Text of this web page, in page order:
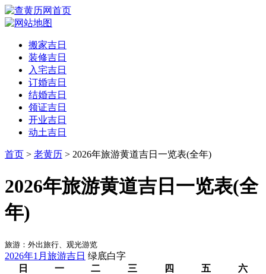
搬家吉日
装修吉日
入宅吉日
订婚吉日
结婚吉日
领证吉日
开业吉日
动土吉日
首页 > 老黄历 > 2026年旅游黄道吉日一览表(全年)
2026年旅游黄道吉日一览表(全
年)
旅游：外出旅行、观光游览
2026年1月旅游吉日 绿底白字
日
一 二 三 四 五
六